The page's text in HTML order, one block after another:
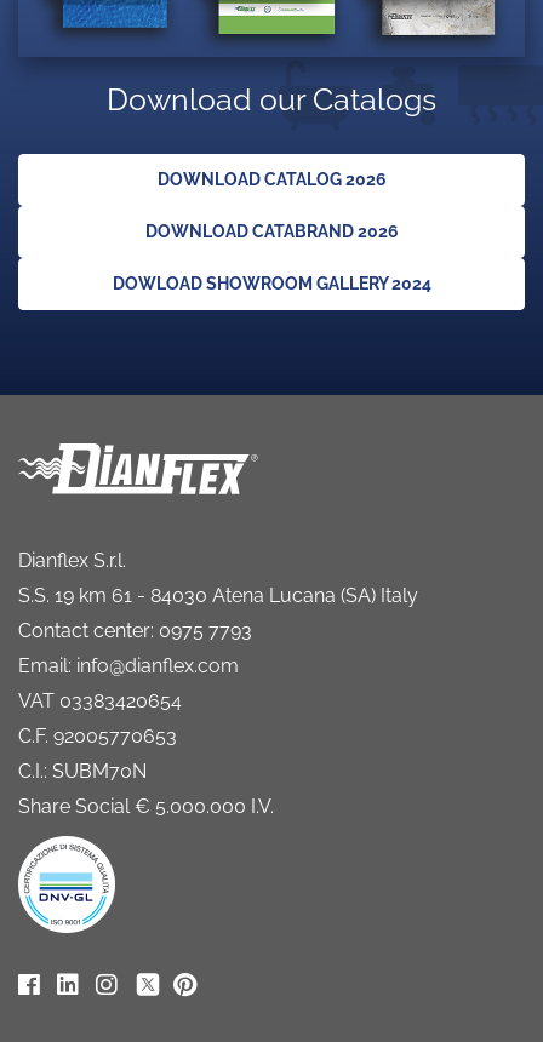
Download our Catalogs
DOWNLOAD CATALOG 2026
DOWNLOAD CATABRAND 2026
DOWLOAD SHOWROOM GALLERY 2024
Dianflex S.r.l.
S.S. 19 km 61 - 84030 Atena Lucana (SA) Italy
Contact center: 0975 7793
Email: info@dianflex.com
VAT 03383420654
C.F. 92005770653
C.I.: SUBM70N
Share Social € 5.000.000 I.V.